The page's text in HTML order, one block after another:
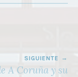
SIGUIENTE
A Coruña y su